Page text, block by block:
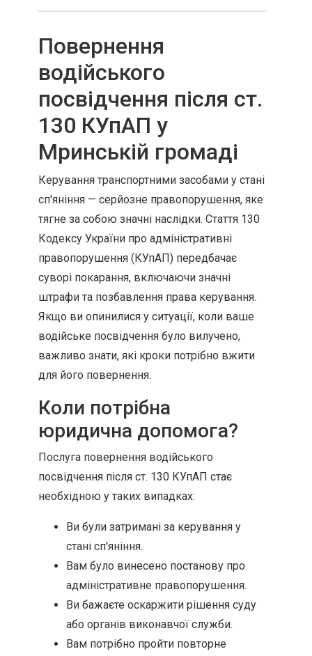
Повернення
водійського
посвідчення після ст.
130 КУпАП у
Мринській громаді
Керування транспортними засобами у стані
сп'яніння — серйозне правопорушення, яке
тягне за собою значні наслідки. Стаття 130
Кодексу України про адміністративні
правопорушення (КУпАП) передбачає
суворі покарання, включаючи значні
штрафи та позбавлення права керування.
Якщо ви опинилися у ситуації, коли ваше
водійське посвідчення було вилучено,
важливо знати, які кроки потрібно вжити
для його повернення.
Коли потрібна
юридична допомога?
Послуга повернення водійського
посвідчення після ст. 130 КУпАП стає
необхідною у таких випадках:
Ви були затримані за керування у
стані сп'яніння.
Вам було винесено постанову про
адміністративне правопорушення.
Ви бажаєте оскаржити рішення суду
або органів виконавчої служби.
Вам потрібно пройти повторне